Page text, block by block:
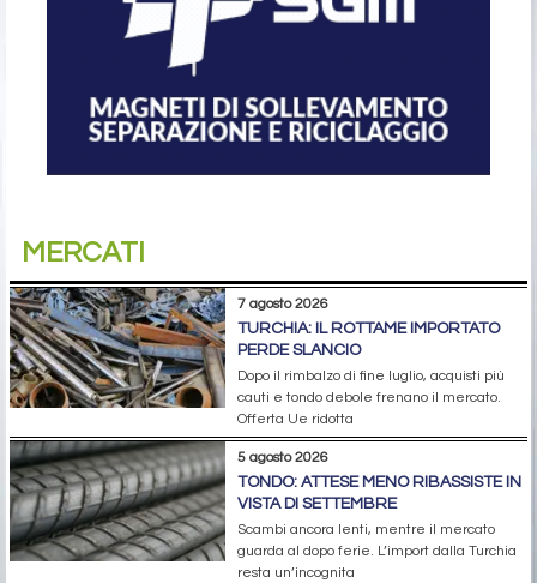
MERCATI
7 agosto 2026
TURCHIA: IL ROTTAME IMPORTATO
PERDE SLANCIO
Dopo il rimbalzo di fine luglio, acquisti più
cauti e tondo debole frenano il mercato.
Offerta Ue ridotta
5 agosto 2026
TONDO: ATTESE MENO RIBASSISTE IN
VISTA DI SETTEMBRE
Scambi ancora lenti, mentre il mercato
guarda al dopo ferie. L’import dalla Turchia
resta un’incognita